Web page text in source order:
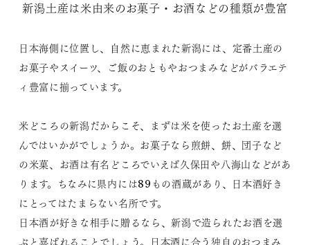
新潟土産は米由来のお菓子・お酒などの種類が豊富
日本海側に位置し、自然に恵まれた新潟には、定番土産の
お菓子やスイーツ、ご飯のおともやおつまみなどがバラエテ
ィ豊富に揃っています。
米どころの新潟だからこそ、まずは米を使ったお土産を選
んではいかがでしょうか。お菓子なら煎餅、餅、団子など
の米菓、お酒は有名どころでいえば久保田や八海山などがあ
ります。ちなみに県内には89もの酒蔵があり、日本酒好き
にとってはたまらない名所です。
日本酒が好きな相手に贈るなら、新潟で造られたお酒を選
ぶと喜ばれることでしょう。日本酒に合う独自のおつまみ